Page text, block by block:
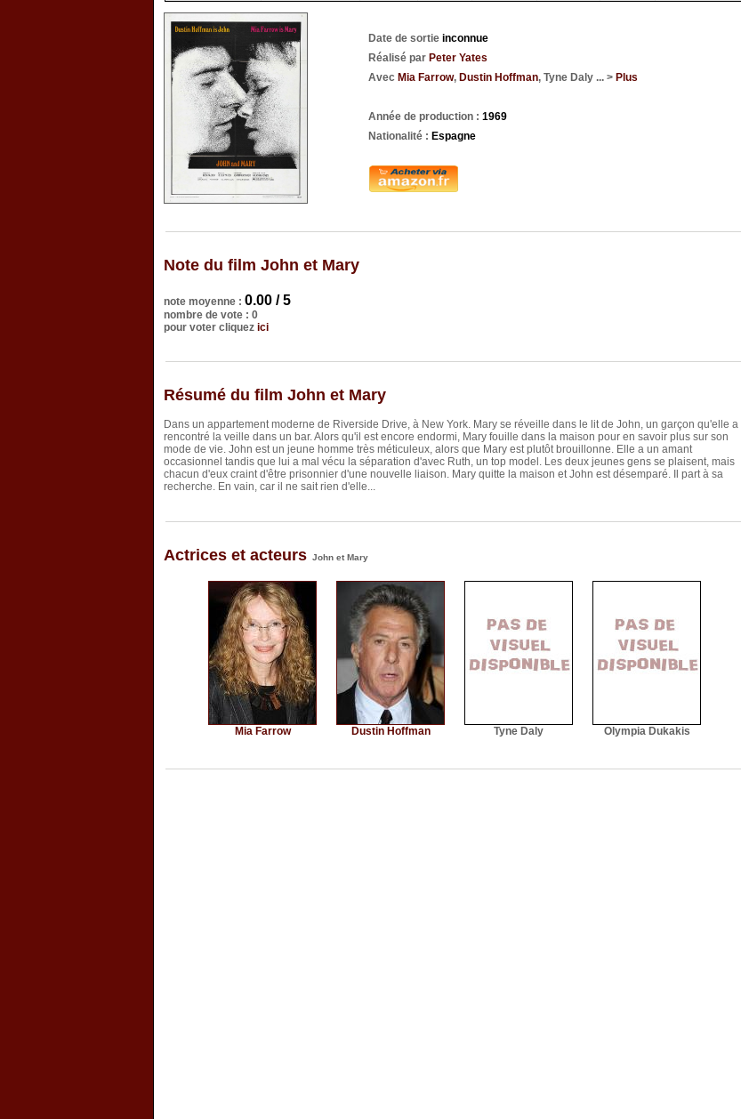
Date de sortie inconnue
Réalisé par Peter Yates
Avec Mia Farrow, Dustin Hoffman, Tyne Daly ... > Plus
Année de production : 1969
Nationalité : Espagne
Note du film John et Mary
note moyenne : 0.00 / 5
nombre de vote : 0
pour voter cliquez ici
Résumé du film John et Mary
Dans un appartement moderne de Riverside Drive, à New York. Mary se réveille dans le lit de John, un garçon qu'elle a
rencontré la veille dans un bar. Alors qu'il est encore endormi, Mary fouille dans la maison pour en savoir plus sur son
mode de vie. John est un jeune homme très méticuleux, alors que Mary est plutôt brouillonne. Elle a un amant
occasionnel tandis que lui a mal vécu la séparation d'avec Ruth, un top model. Les deux jeunes gens se plaisent, mais
chacun d'eux craint d'être prisonnier d'une nouvelle liaison. Mary quitte la maison et John est désemparé. Il part à sa
recherche. En vain, car il ne sait rien d'elle...
Actrices et acteurs John et Mary
Mia Farrow Dustin Hoffman Tyne Daly Olympia Dukakis